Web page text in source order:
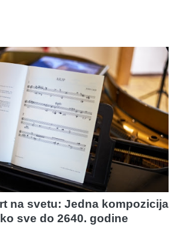
na svetu: Jedna kompozicija
sve do 2640. godine